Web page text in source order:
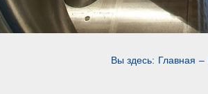
Вы здесь: Главная –